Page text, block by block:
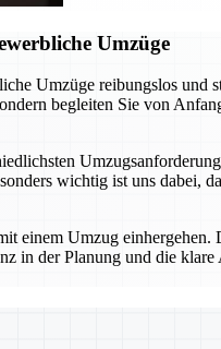
Umzüge
Umzüge reibungslos und
begleiten Sie von
wichtig ist uns dabei,
Umzug einhergehen.
in der Planung und die